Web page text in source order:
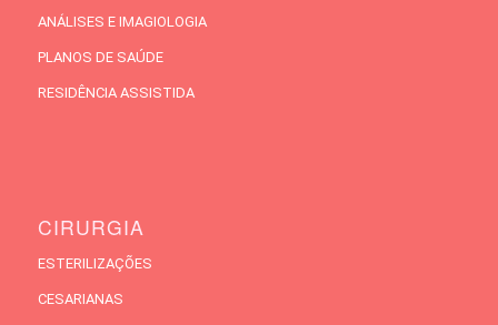
ANÁLISES E IMAGIOLOGIA
PLANOS DE SAÚDE
RESIDÊNCIA ASSISTIDA
CIRURGIA
ESTERILIZAÇÕES
CESARIANAS